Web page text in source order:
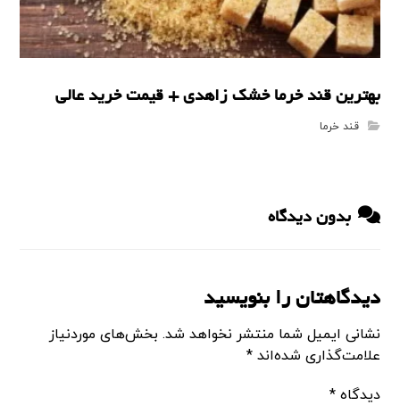
بهترین قند خرما خشک زاهدی + قیمت خرید عالی
قند خرما
بدون دیدگاه
دیدگاهتان را بنویسید
نشانی ایمیل شما منتشر نخواهد شد. بخش‌های موردنیاز
علامت‌گذاری شده‌اند*
دیدگاه*